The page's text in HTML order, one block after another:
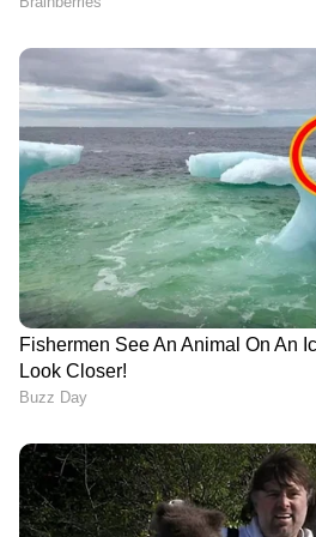
DOWNLOAD APP
RECOMMENDED STORIES